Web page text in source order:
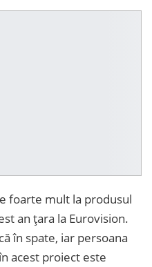
foarte mult la produsul
an ţara la Eurovision.
în spate, iar persoana
acest proiect este